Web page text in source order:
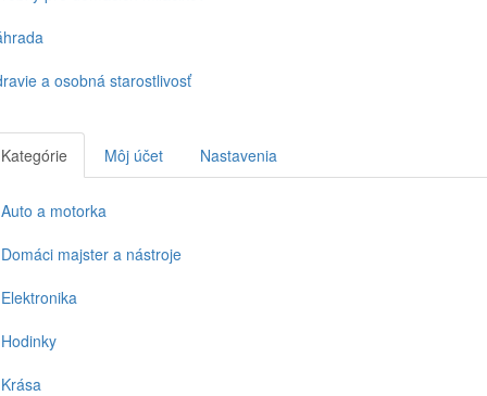
a osobná starostlivosť
Kategórie Môj účet Nastavenia
Auto a motorka
Domáci majster a nástroje
Elektronika
Hodinky
Krása